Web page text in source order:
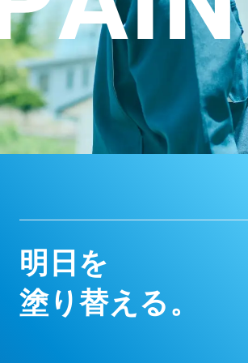
明 日 を
塗り替え る。